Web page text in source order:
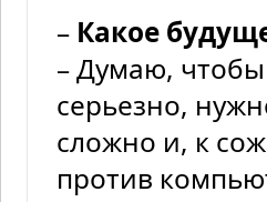
– Какое
– Думаю,
серьезно,
сложно и, к
против